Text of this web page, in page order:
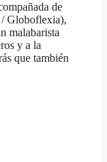
de
Globoflexia),
malabarista
y a la
que también